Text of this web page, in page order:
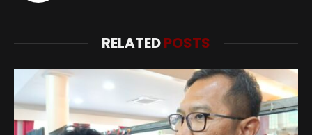
RELATEDPOSTS